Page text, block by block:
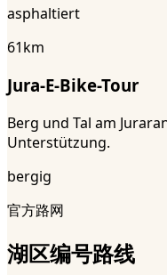
asphaltiert
61km
Jura-E-Bike-Tour
Berg und Tal am
Unterstützung.
bergig
官方路网
湖区编号路线